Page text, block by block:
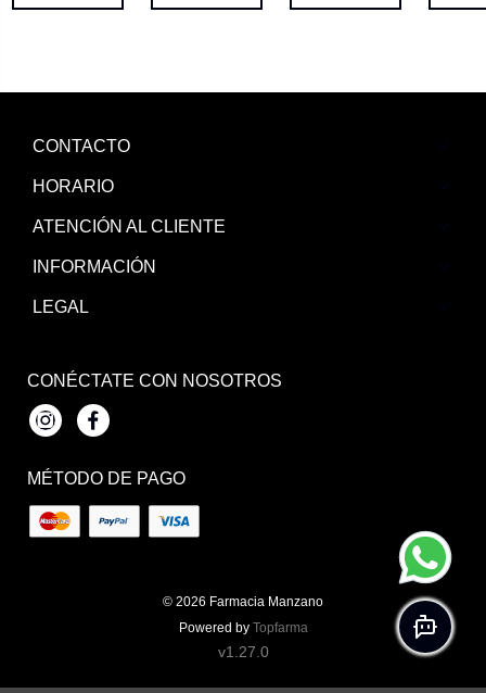
CONTACTO
HORARIO
ATENCIÓN AL CLIENTE
INFORMACIÓN
LEGAL
CONÉCTATE CON NOSOTROS
InstagramFacebook
MÉTODO DE PAGO
© 2026 Farmacia Manzano
Powered by Topfarma
v1.27.0